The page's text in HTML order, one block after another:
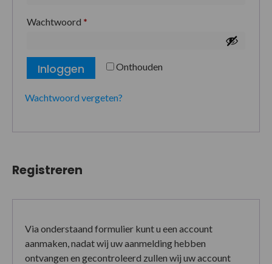
Wachtwoord *
Onthouden
Inloggen
Wachtwoord vergeten?
Registreren
Via onderstaand formulier kunt u een account
aanmaken, nadat wij uw aanmelding hebben
ontvangen en gecontroleerd zullen wij uw account